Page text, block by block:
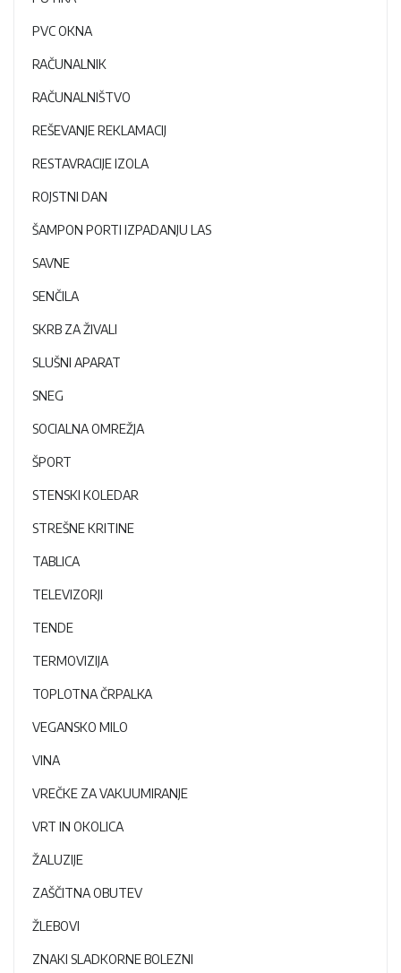
PVC OKNA
RAČUNALNIK
RAČUNALNIŠTVO
REŠEVANJE REKLAMACIJ
RESTAVRACIJE IZOLA
ROJSTNI DAN
ŠAMPON PORTI IZPADANJU LAS
SAVNE
SENČILA
SKRB ZA ŽIVALI
SLUŠNI APARAT
SNEG
SOCIALNA OMREŽJA
ŠPORT
STENSKI KOLEDAR
STREŠNE KRITINE
TABLICA
TELEVIZORJI
TENDE
TERMOVIZIJA
TOPLOTNA ČRPALKA
VEGANSKO MILO
VINA
VREČKE ZA VAKUUMIRANJE
VRT IN OKOLICA
ŽALUZIJE
ZAŠČITNA OBUTEV
ŽLEBOVI
ZNAKI SLADKORNE BOLEZNI